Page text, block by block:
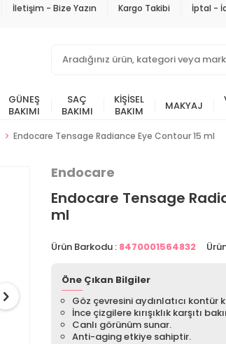
İletişim - Bize Yazın Kargo Takibi İptal -
GÜNEŞ
BAKIMI
SAÇ
BAKIMI
KIŞISEL
BAKIM
MAKYAJ
Endocare Tensage Radiance Eye Contour 15 ml
Endocare
Endocare Tensage
ml
Ürün Barkodu : 8470001564832
Öne Çıkan Bilgiler
Göz çevresini aydınlatıcı kontür
İnce çizgilere kırışıklık karşıtı
Canlı görünüm sunar.
Anti-aging etkiye sahiptir.